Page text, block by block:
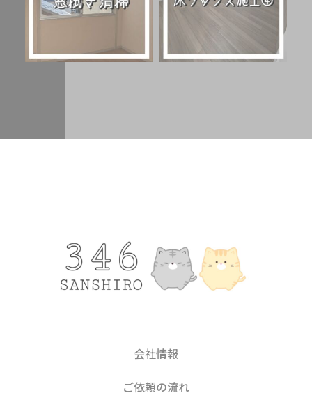
会社情報
ご依頼の流れ